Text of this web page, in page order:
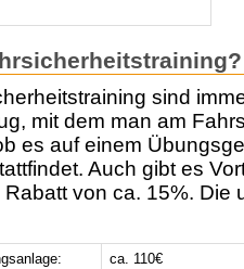
sind
mit dem man am
es auf einem
Auch gibt es
von ca. 15%. Die
ca. 110€